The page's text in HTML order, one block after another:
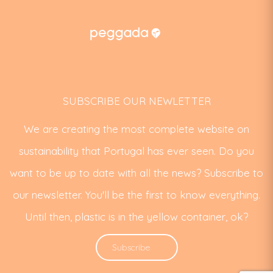
SUBSCRIBE OUR NEWLETTER
We are creating the most complete website on
sustainability that Portugal has ever seen. Do you
want to be up to date with all the news? Subscribe to
our newsletter. You'll be the first to know everything.
Until then, plastic is in the yellow container, ok?
Subscribe